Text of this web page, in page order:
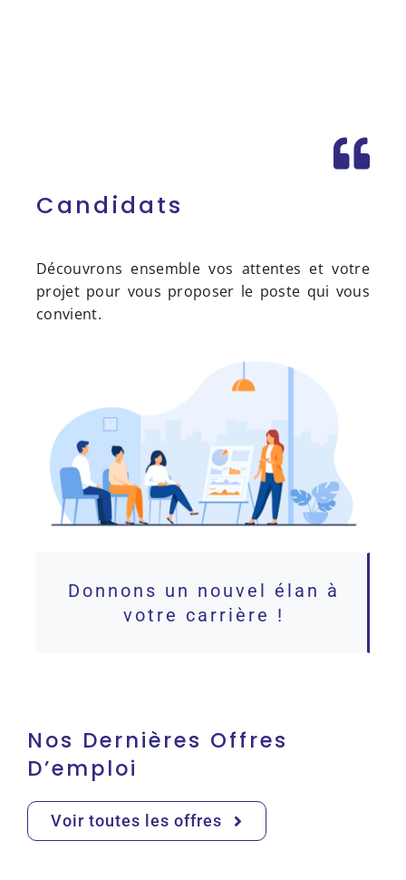
Candidats
Découvrons ensemble vos attentes et votre
projet pour vous proposer le poste qui vous
convient.
Donnons un nouvel élan à
votre carrière !
Nos Dernières Offres
D’emploi
Voir toutes les offres